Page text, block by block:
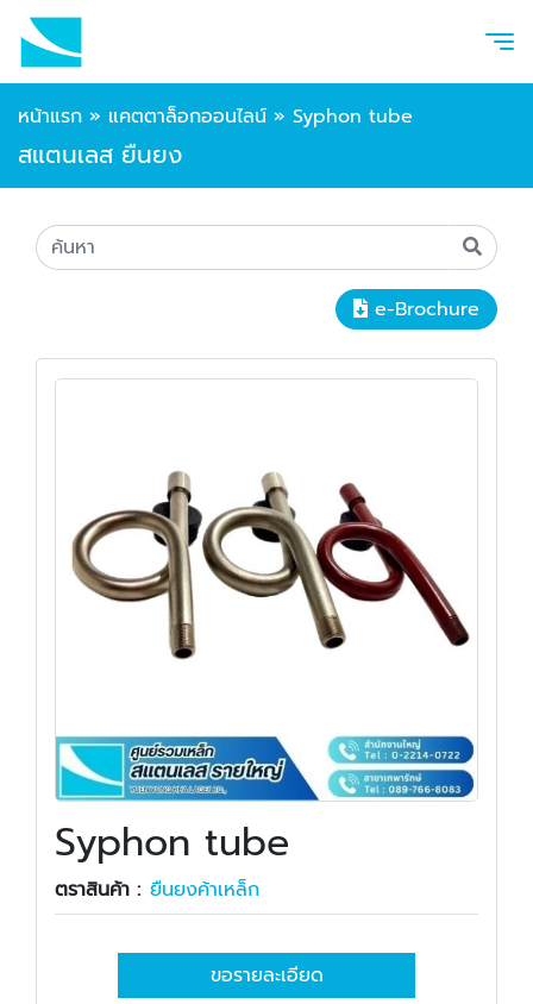
หน้าแรก » แคตตาล็อกออนไลน์ » Syphon tube
สแตนเลส ยืนยง
e-Brochure
Syphon tube
ตราสินค้า : ยืนยงค้าเหล็ก
ขอรายละเอียด